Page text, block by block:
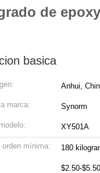
de
basica
Anhui,
marca: Synorm
XY501A
orden mínima: 180
$2.50-$5.50